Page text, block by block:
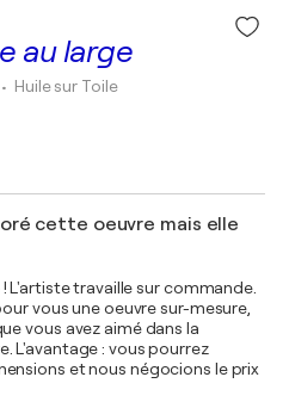
au large
• Huile sur Toile
cette oeuvre mais elle
L'artiste travaille sur commande.
vous une oeuvre sur-mesure,
vous avez aimé dans la
L'avantage : vous pourrez
et nous négocions le prix